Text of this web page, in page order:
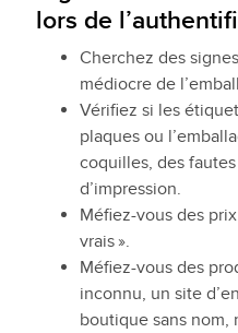
lors de
Cherchez des
médiocre de
Vérifiez si les
plaques ou
coquilles, des
d’impression.
Méfiez-vous des
vrais ».
Méfiez-vous des
inconnu, un site
boutique sans